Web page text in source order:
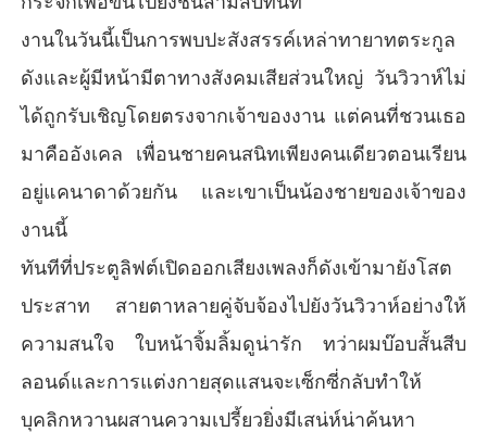
งานในวันนี้เป็นการพบปะสังสรรค์เหล่าทายาทตระกูล
ดังและผู้มีหน้ามีตาทางสังคมเสียส่วนใหญ่ วันวิวาห์ไม่
ได้ถูกรับเชิญโดยตรงจากเจ้าของงาน แต่คนที่ชวนเธอ
มาคืออังเคล เพื่อนชายคนสนิทเพียงคนเดียวตอนเรียน
อยู่แคนาดาด้วยกัน และเขาเป็นน้องชายของเจ้าของ
งานนี้
ทันทีที่ประตูลิฟต์เปิดออกเสียงเพลงก็ดังเข้ามายังโสต
ประสาท สายตาหลายคู่จับจ้องไปยังวันวิวาห์อย่างให้
ความสนใจ ใบหน้าจิ้มลิ้มดูน่ารัก ทว่าผมบ๊อบสั้นสีบ
ลอนด์และการแต่งกายสุดแสนจะเซ็กซี่กลับทำให้
บุคลิกหวานผสานความเปรี้ยวยิ่งมีเสน่ห์น่าค้นหา